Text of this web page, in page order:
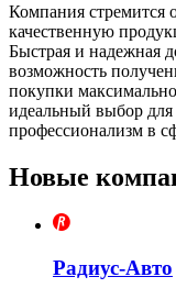
Компания стремится
качественную
Быстрая и надежная
возможность
покупки
идеальный выбор для
профессионализм в
Новые
Радиус-Авто